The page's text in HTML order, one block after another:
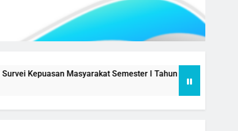
Masyarakat Semester I Tahun 2026
1 Year Ago